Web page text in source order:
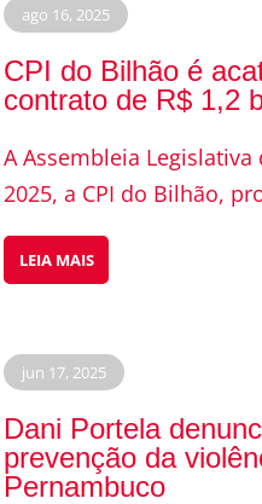
ago 16, 2025
CPI do Bilhão é
contrato de R$ 1,2
A Assembleia Legislativa
2025, a CPI do Bilhão,
LEIA MAIS
jun 17, 2025
Dani Portela
prevenção da
Pernambuco